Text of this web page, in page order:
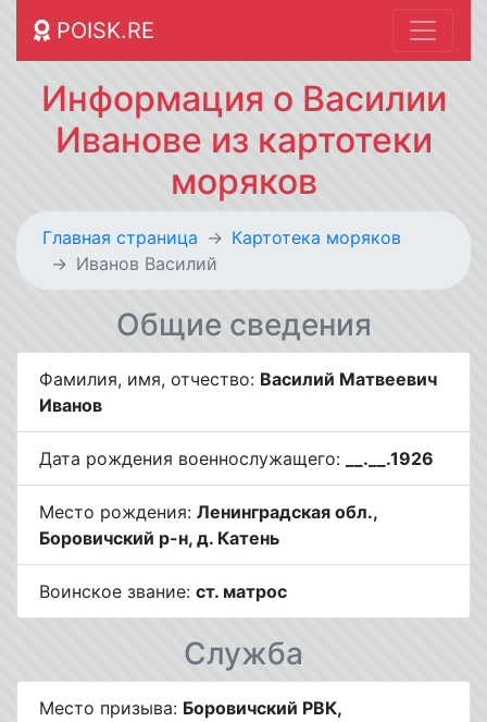
POISK.RE
Информация о Василии
Иванове из картотеки
моряков
Главная страница
Картотека моряков
Иванов Василий
Общие сведения
Фамилия, имя, отчество: Василий Матвеевич
Иванов
Дата рождения военнослужащего: __.__.1926
Место рождения: Ленинградская обл.,
Боровичский р-н, д. Катень
Воинское звание: ст. матрос
Служба
Место призыва: Боровичский РВК,